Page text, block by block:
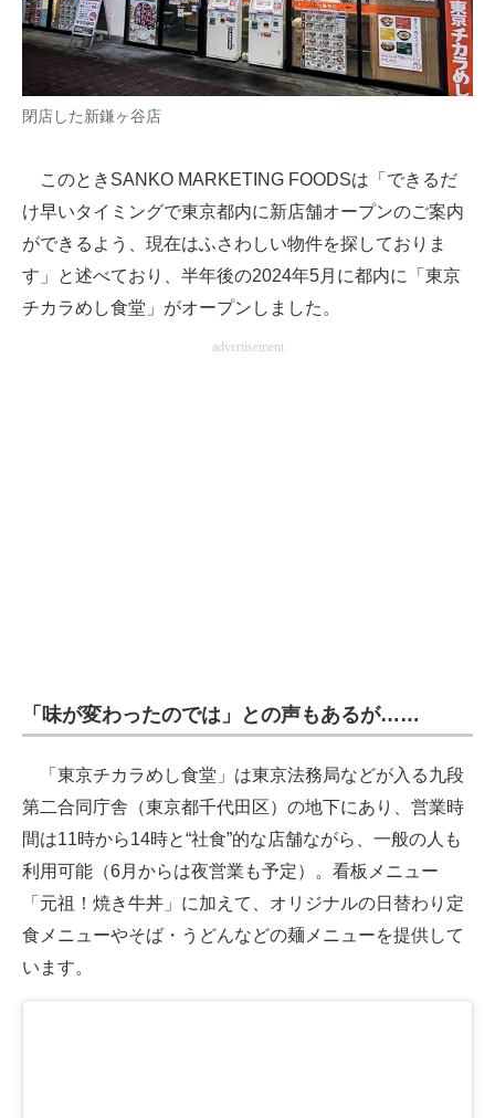
閉店した新鎌ヶ谷店
このときSANKO MARKETING FOODSは「できるだ
け早いタイミングで東京都内に新店舗オープンのご案内
ができるよう、現在はふさわしい物件を探しておりま
す」と述べており、半年後の2024年5月に都内に「東京
チカラめし食堂」がオープンしました。
advertisement
「味が変わったのでは」との声もあるが……
「東京チカラめし食堂」は東京法務局などが入る九段
第二合同庁舎（東京都千代田区）の地下にあり、営業時
間は11時から14時と“社食”的な店舗ながら、一般の人も
利用可能（6月からは夜営業も予定）。看板メニュー
「元祖！焼き牛丼」に加えて、オリジナルの日替わり定
食メニューやそば・うどんなどの麺メニューを提供して
います。